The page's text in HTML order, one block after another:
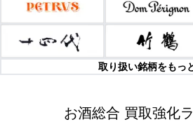
取り扱い銘柄をもっ
お酒総合 買取強化